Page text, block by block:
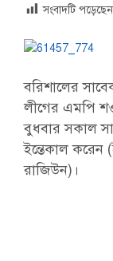
সংবাদটি
বরিশালের
লীগের এমপি
বুধবার সকাল
ইন্তেকাল করেন
রাজিউন)।